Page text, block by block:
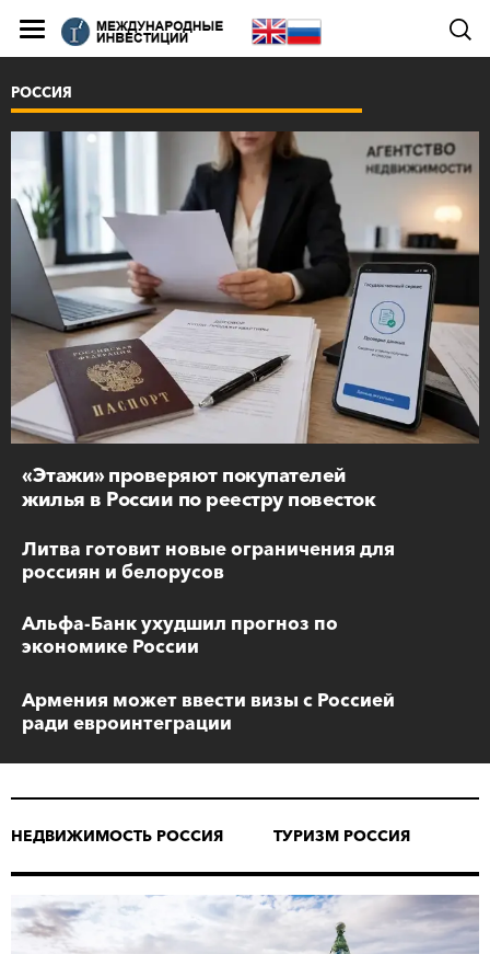
«Этажи» проверяют покупателей
жилья в России по реестру повесток
РОССИЯ
Литва готовит новые ограничения для
россиян и белорусов
Альфа-Банк ухудшил прогноз по
экономике России
Армения может ввести визы с Россией
ради евроинтеграции
НЕДВИЖИМОСТЬ РОССИЯ ТУРИЗМ РОССИЯ